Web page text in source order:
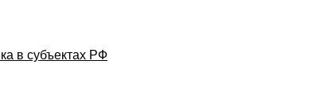
в субъектах РФ